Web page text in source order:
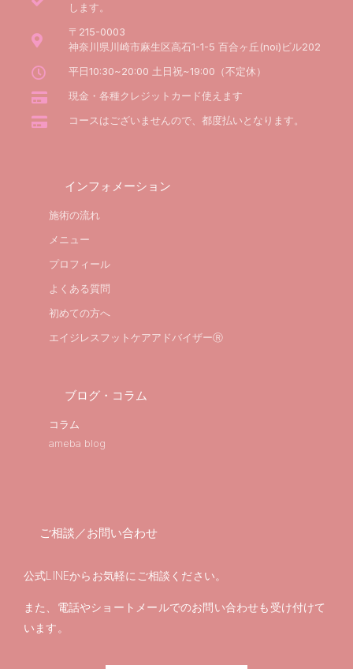
します。
〒215-0003
神奈川県川崎市麻生区高石1-1-5 百合ヶ丘(noi)ビル202
平日10:30~20:00 土日祝~19:00（不定休）
現金・各種クレジットカード使えます
コースはございませんので、都度払いとなります。
インフォメーション
施術の流れ
メニュー
プロフィール
よくある質問
初めての方へ
エイジレスフットケアアドバイザーⓇ
ブログ・コラム
コラム
ameba blog
ご相談／お問い合わせ
公式LINEからお気軽にご相談ください。
また、電話やショートメールでのお問い合わせも受け付けて
います。